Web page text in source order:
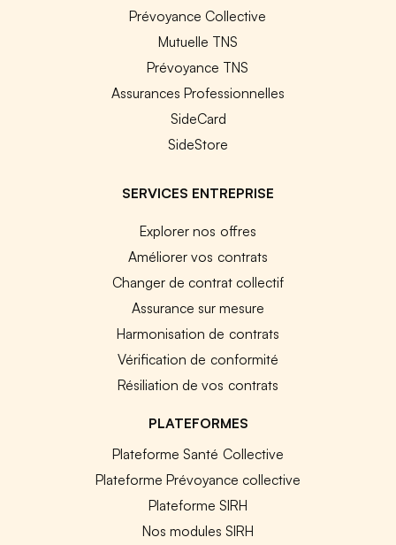
Prévoyance Collective
Mutuelle TNS
Prévoyance TNS
Assurances Professionnelles
SideCard
SideStore
SERVICES ENTREPRISE
Explorer nos offres
Améliorer vos contrats
Changer de contrat collectif
Assurance sur mesure
Harmonisation de contrats
Vérification de conformité
Résiliation de vos contrats
PLATEFORMES
Plateforme Santé Collective
Plateforme Prévoyance collective
Plateforme SIRH
Nos modules SIRH